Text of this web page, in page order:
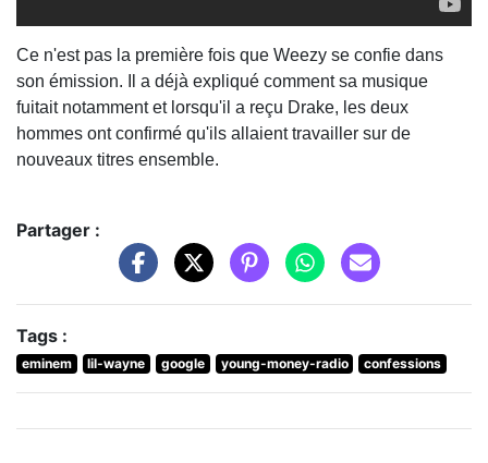
Ce n'est pas la première fois que Weezy se confie dans
son émission. Il a déjà expliqué comment sa musique
fuitait notamment et lorsqu'il a reçu Drake, les deux
hommes ont confirmé qu'ils allaient travailler sur de
nouveaux titres ensemble.
Partager :
Tags :
eminem lil-wayne google young-money-radio confessions